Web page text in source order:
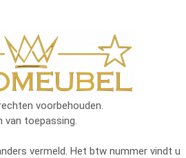
voorbehouden.
van toepassing.
vermeld. Het btw nummer vindt u